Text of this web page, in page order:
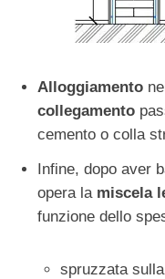
Alloggiamento
collegamento
cemento o colla
Infine, dopo aver
opera la miscela
funzione dello
spruzzata